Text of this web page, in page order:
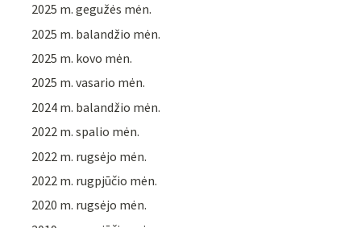
2025 m. gegužės mėn.
2025 m. balandžio mėn.
2025 m. kovo mėn.
2025 m. vasario mėn.
2024 m. balandžio mėn.
2022 m. spalio mėn.
2022 m. rugsėjo mėn.
2022 m. rugpjūčio mėn.
2020 m. rugsėjo mėn.